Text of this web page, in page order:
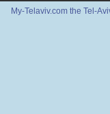
My-Telaviv.com the Tel-